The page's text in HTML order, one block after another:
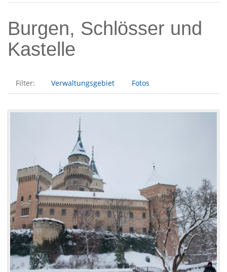
Burgen, Schlösser und
Kastelle
Filter: Verwaltungsgebiet Fotos